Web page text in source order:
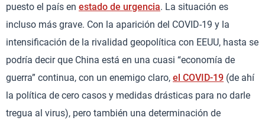
puesto el país en estado de urgencia. La situación es
incluso más grave. Con la aparición del COVID-19 y la
intensificación de la rivalidad geopolítica con EEUU, hasta se
podría decir que China está en una cuasi “economía de
guerra” continua, con un enemigo claro, el COVID-19 (de ahí
la política de cero casos y medidas drásticas para no darle
tregua al virus), pero también una determinación de